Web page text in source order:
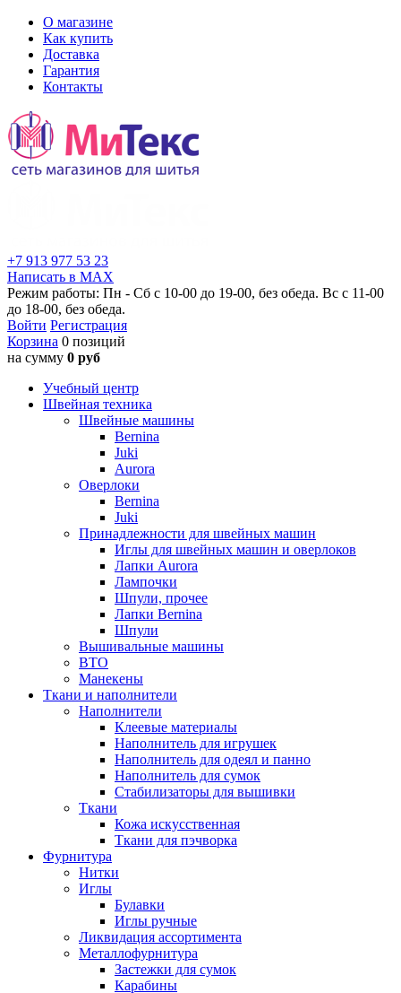
О магазине
Как купить
Доставка
Гарантия
Контакты
+7 913 977 53 23
Написать в MAX
Режим работы: Пн - Сб с 10-00 до 19-00, без обеда. Вс с 11-00
до 18-00, без обеда.
Войти Регистрация
Корзина 0 позиций
на сумму 0 руб
Учебный центр
Швейная техника
Швейные машины
Bernina
Juki
Aurora
Оверлоки
Bernina
Juki
Принадлежности для швейных машин
Иглы для швейных машин и оверлоков
Лапки Aurora
Лампочки
Шпули, прочее
Лапки Bernina
Шпули
Вышивальные машины
ВТО
Манекены
Ткани и наполнители
Наполнители
Клеевые материалы
Наполнитель для игрушек
Наполнитель для одеял и панно
Наполнитель для сумок
Стабилизаторы для вышивки
Ткани
Кожа искусственная
Ткани для пэчворка
Фурнитура
Нитки
Иглы
Булавки
Иглы ручные
Ликвидация ассортимента
Металлофурнитура
Застежки для сумок
Карабины